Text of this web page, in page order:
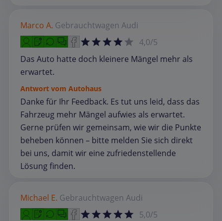
Marco A. Gebrauchtwagen Audi
4,0/5
Das Auto hatte doch kleinere Mängel mehr als
erwartet.
Antwort vom Autohaus
Danke für Ihr Feedback. Es tut uns leid, dass das
Fahrzeug mehr Mängel aufwies als erwartet.
Gerne prüfen wir gemeinsam, wie wir die Punkte
beheben können – bitte melden Sie sich direkt
bei uns, damit wir eine zufriedenstellende
Lösung finden.
Michael E. Gebrauchtwagen Audi
5,0/5